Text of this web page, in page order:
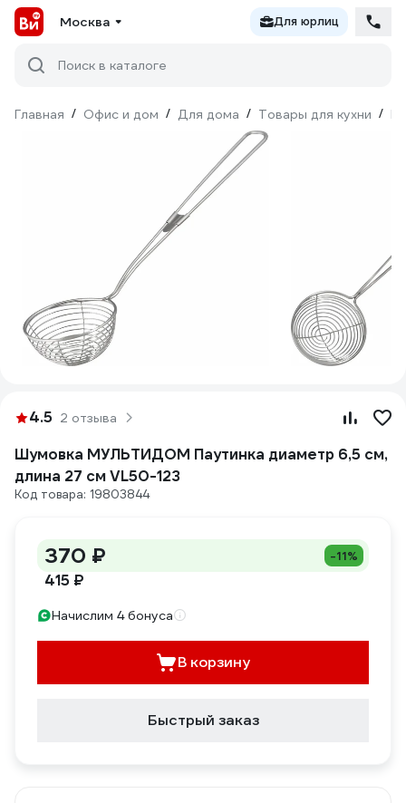
Москва Для юрлиц
Поиск в каталоге
Главная / Офис и дом / Для дома / Товары для кухни /
4.5 2 отзыва
Шумовка МУЛЬТИДОМ Паутинка диаметр 6,5 см,
длина 27 см VL50-123
Код товара: 19803844
370 ₽ -11%
415 ₽
Начислим 4 бонуса
В корзину
Быстрый заказ